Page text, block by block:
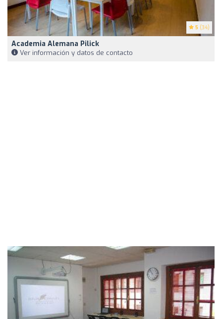
5 (34)
Academia Alemana Pilick
Ver información y datos de contacto